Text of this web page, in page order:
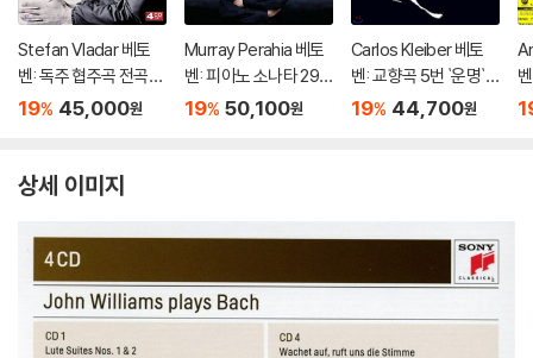
Stefan Vladar 베토
벤: 독주 협주곡 전곡집
(Beethoven:The So
스트라
19% 45,000원
Murray Perahia 베토
벤: 피아노 소나타 29
번 '함머클라비어', 14
t')
19% 50,100원
Carlos Kleiber 베토
벤: 교향곡 5번 `운명`,
7번 - 카를로스 클라이
19% 44,700원
상세 이미지